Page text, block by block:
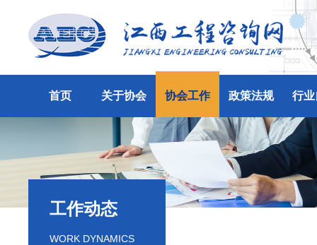
首页 关于协会 协会工作 政策法规 行
工作动态
WORK DYNAMICS